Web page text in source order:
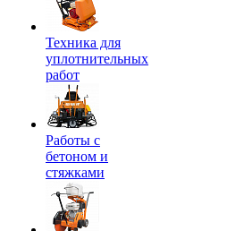
Техника для
уплотнительных
работ
Работы с
бетоном и
стяжками